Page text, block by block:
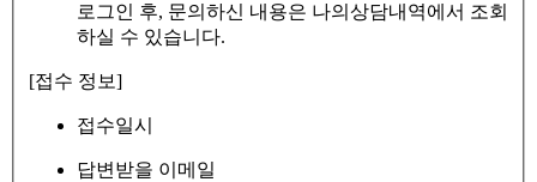
로그인 후, 문의하신 내용은 나의상담내역에서 조회
하실 수 있습니다.
[접수 정보]
접수일시
답변받을 이메일